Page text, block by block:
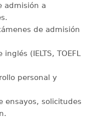
admisión a
de admisión
(IELTS, TOEFL
personal y
ensayos, solicitudes